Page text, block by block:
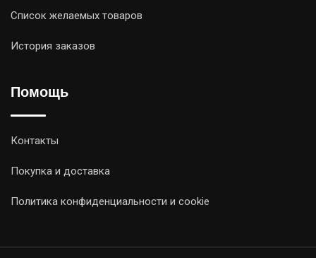
Список желаемых товаров
История заказов
Помощь
Контакты
Покупка и доставка
Политика конфиденциальности и cookie